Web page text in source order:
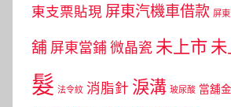
東支票貼現 屏東汽機車借款 屏
舖 屏東當鋪 微晶瓷 未上市
髮 法令紋 消脂針 淚溝 玻尿酸 當舖